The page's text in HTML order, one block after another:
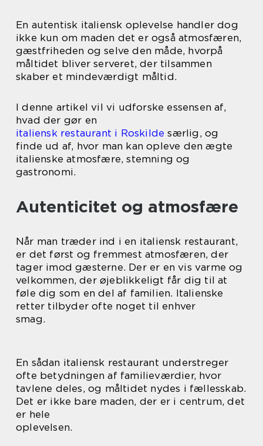
En autentisk italiensk oplevelse handler dog
ikke kun om maden det er også atmosfæren,
gæstfriheden og selve den måde, hvorpå
måltidet bliver serveret, der tilsammen
skaber et mindeværdigt måltid.
I denne artikel vil vi udforske essensen af,
hvad der gør en
italiensk restaurant i Roskilde særlig, og
finde ud af, hvor man kan opleve den ægte
italienske atmosfære, stemning og
gastronomi.
Autenticitet og atmosfære
Når man træder ind i en italiensk restaurant,
er det først og fremmest atmosfæren, der
tager imod gæsterne. Der er en vis varme og
velkommen, der øjeblikkeligt får dig til at
føle dig som en del af familien. Italienske
retter tilbyder ofte noget til enhver
smag.
En sådan italiensk restaurant understreger
ofte betydningen af familieværdier, hvor
tavlene deles, og måltidet nydes i fællesskab.
Det er ikke bare maden, der er i centrum, det
er hele
oplevelsen.